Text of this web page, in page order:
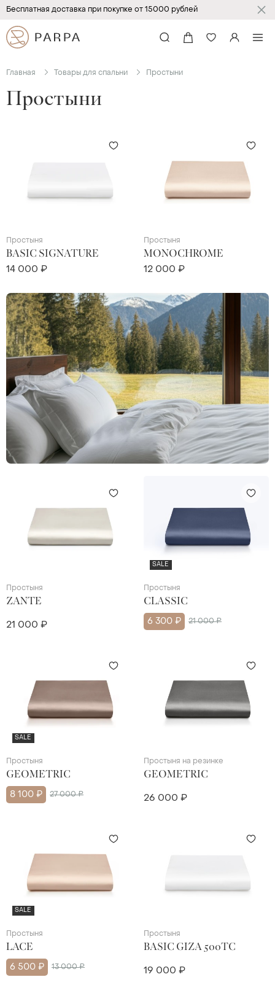
Бесплатная доставка при покупке от 15000 рублей
Главная Товары для спальни Простыни
Простыни
Простыня
BASIC SIGNATURE
14 000 ₽
Простыня
MONOCHROME
12 000 ₽
Простыня
ZANTE
21 000 ₽
SALE
Простыня
CLASSIC
6 300 ₽ 21 000 ₽
SALE
Простыня
GEOMETRIC
8 100 ₽ 27 000 ₽
Простыня на резинке
GEOMETRIC
26 000 ₽
SALE
Простыня
LACE
6 500 ₽ 13 000 ₽
Простыня
BASIC GIZA 500TC
19 000 ₽